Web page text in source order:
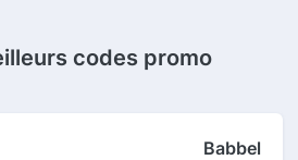
codes promo
Babbel